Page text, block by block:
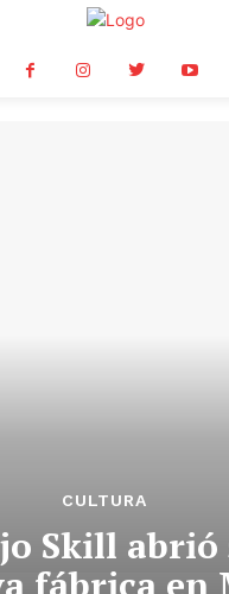
CULTURA
Skill abrió
fábrica en